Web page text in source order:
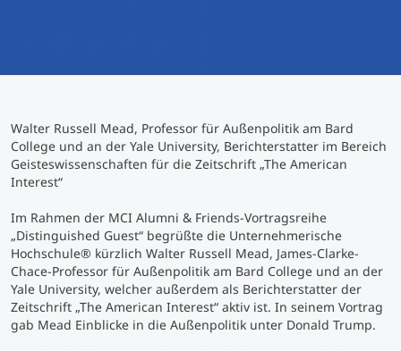
Study Finder Bachelor/Master
Masterclasses
Management-Seminare
Technische Weiterbildung
Walter Russell Mead, Professor für Außenpolitik am Bard
College und an der Yale University, Berichterstatter im Bereich
Geisteswissenschaften für die Zeitschrift „The American
Interest“
Im Rahmen der MCI Alumni & Friends-Vortragsreihe
„Distinguished Guest“ begrüßte die Unternehmerische
Hochschule® kürzlich Walter Russell Mead, James-Clarke-
Chace-Professor für Außenpolitik am Bard College und an der
Yale University, welcher außerdem als Berichterstatter der
Zeitschrift „The American Interest“ aktiv ist. In seinem Vortrag
gab Mead Einblicke in die Außenpolitik unter Donald Trump.